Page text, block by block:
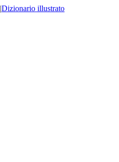
|Dizionario illustrato